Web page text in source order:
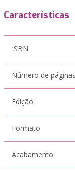
Características
ISBN
Número de páginas
Edição
Formato
Acabamento